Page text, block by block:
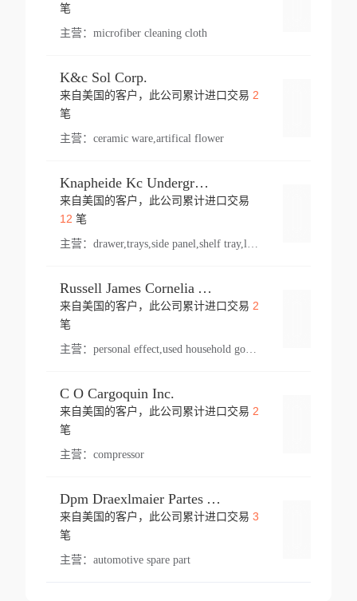
笔
主营： microfiber cleaning cloth
K&c Sol Corp.
来自美国的客户，此公司累计进口交易 2
笔
主营： ceramic ware,artifical flower
Knapheide Kc Underground
来自美国的客户，此公司累计进口交易
12 笔
主营：
Russell James Cornelia Arlington Va
来自美国的客户，此公司累计进口交易 2
笔
主营： personal effect,used household goods
C O Cargoquin Inc.
来自美国的客户，此公司累计进口交易 2
笔
主营： compressor
Dpm Draexlmaier Partes Automotrices Corr Ind Huejotzingo
来自美国的客户，此公司累计进口交易 3
笔
主营： automotive spare part